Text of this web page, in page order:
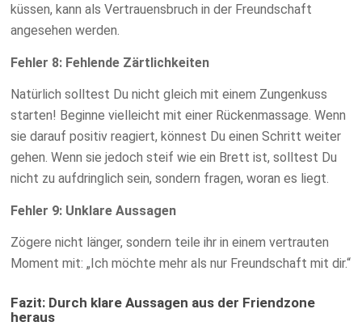
küssen, kann als Vertrauensbruch in der Freundschaft
angesehen werden.
Fehler 8: Fehlende Zärtlichkeiten
Natürlich solltest Du nicht gleich mit einem Zungenkuss
starten! Beginne vielleicht mit einer Rückenmassage. Wenn
sie darauf positiv reagiert, könnest Du einen Schritt weiter
gehen. Wenn sie jedoch steif wie ein Brett ist, solltest Du
nicht zu aufdringlich sein, sondern fragen, woran es liegt.
Fehler 9: Unklare Aussagen
Zögere nicht länger, sondern teile ihr in einem vertrauten
Moment mit: „Ich möchte mehr als nur Freundschaft mit dir.“
Fazit: Durch klare Aussagen aus der Friendzone
heraus